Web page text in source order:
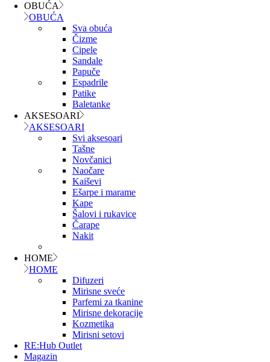
OBUĆA
OBUĆA
Sva obuća
Čizme
Cipele
Sandale
Papuče
Espadrile
Patike
Baletanke
AKSESOARI
AKSESOARI
Svi aksesoari
Tašne
Novčanici
Naočare
Kaiševi
Ešarpe i marame
Kape
Šalovi i rukavice
Čarape
Nakit
HOME
HOME
Difuzeri
Mirisne sveće
Parfemi za tkanine
Mirisne dekoracije
Kozmetika
Mirisni setovi
RE:Hub Outlet
Magazin